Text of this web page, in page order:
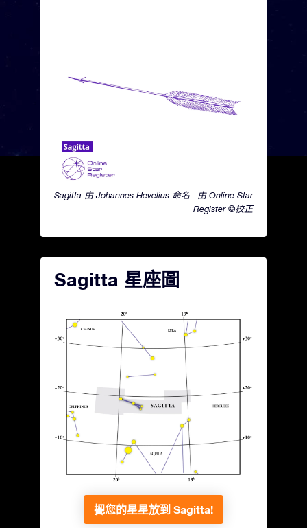
Sagitta 由 Johannes Hevelius 命名– 由 Online Star
Register ©校正
Sagitta 星座圖
把您的星星放到 Sagitta!